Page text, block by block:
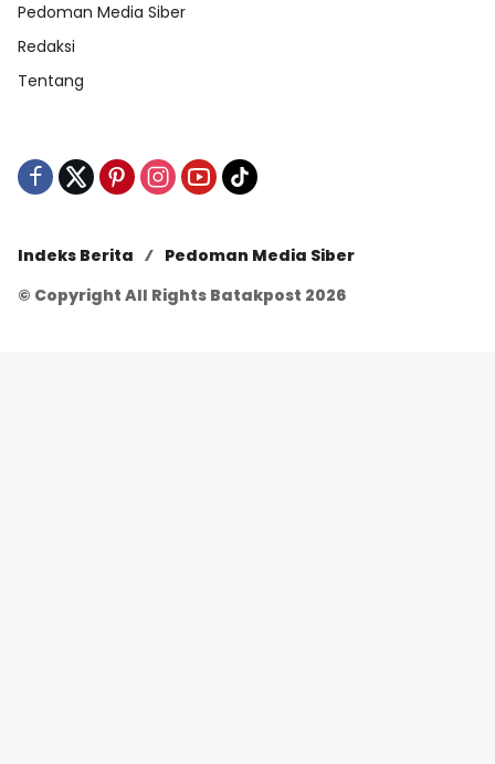
Pedoman Media Siber
Redaksi
Tentang
Indeks Berita
Pedoman Media Siber
© Copyright All Rights Batakpost 2026